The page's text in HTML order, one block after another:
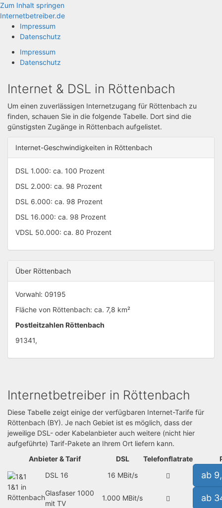
Zum Inhalt springen
Internetbetreiber.de
Impressum
Datenschutz
Impressum
Datenschutz
Internet & DSL in Röttenbach
Um einen zuverlässigen Internetzugang für Röttenbach zu
finden, schauen Sie in die folgende Tabelle. Dort sind die
günstigsten Zugänge in Röttenbach aufgelistet.
Internet-Geschwindigkeiten in Röttenbach
DSL 1.000: ca. 100 Prozent
DSL 2.000: ca. 98 Prozent
DSL 6.000: ca. 98 Prozent
DSL 16.000: ca. 98 Prozent
VDSL 50.000: ca. 80 Prozent
Über Röttenbach
Vorwahl: 09195
Fläche von Röttenbach: ca. 7,8 km²
Postleitzahlen Röttenbach
91341,
Internetbetreiber in Röttenbach
Diese Tabelle zeigt einige der verfügbaren Internet-Tarife für
Röttenbach (BY). Je nach Gebiet ist es möglich, dass der
jeweilige DSL- oder Kabelanbieter auch weitere (nicht hier
aufgeführte) Tarif-Pakete an Ihrem Ort liefern kann.
Anbieter & Tarif
DSL Telefonflatrate
1&1 in
Röttenbach
DSL 16 16 MBit/s ab
Glasfaser 1000
mit TV
1.000 MBit/s ab